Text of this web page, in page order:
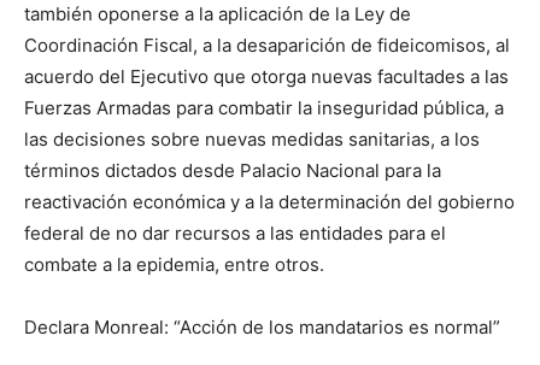
también oponerse a la aplicación de la Ley de
Coordinación Fiscal, a la desaparición de fideicomisos, al
acuerdo del Ejecutivo que otorga nuevas facultades a las
Fuerzas Armadas para combatir la inseguridad pública, a
las decisiones sobre nuevas medidas sanitarias, a los
términos dictados desde Palacio Nacional para la
reactivación económica y a la determinación del gobierno
federal de no dar recursos a las entidades para el
combate a la epidemia, entre otros.
Declara Monreal: “Acción de los mandatarios es normal”